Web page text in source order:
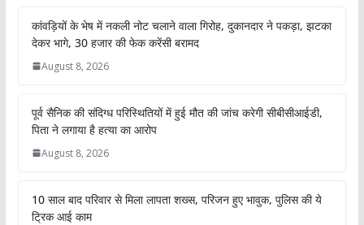
कांवड़ियों के भेष में नकली नोट चलाने वाला गिरोह, दुकानदार ने पकड़ा, झटका
देकर भागे, 30 हजार की फेक करेंसी बरामद
August 8, 2026
पूर्व सैनिक की संदिग्ध परिस्थितियों में हुई मौत की जांच करेगी सीबीसीआईडी,
पिता ने लगाया है हत्या का आरोप
August 8, 2026
10 साल बाद परिवार से मिला लापता शख्स, परिजन हुए भावुक, पुलिस की ये
ट्रिक आई काम